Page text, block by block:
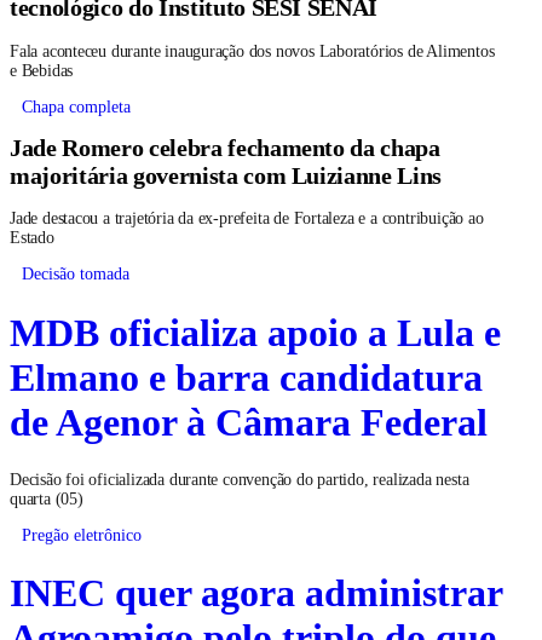
Fala aconteceu durante inauguração dos novos Laboratórios de Alimentos
e Bebidas
Chapa completa
Jade Romero celebra fechamento da chapa
majoritária governista com Luizianne Lins
Jade destacou a trajetória da ex-prefeita de Fortaleza e a contribuição ao
Estado
Decisão tomada
MDB oficializa apoio a Lula e
Elmano e barra candidatura
de Agenor à Câmara Federal
Decisão foi oficializada durante convenção do partido, realizada nesta
quarta (05)
Pregão eletrônico
INEC quer agora administrar